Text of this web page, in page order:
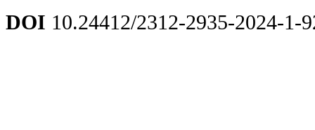
DOI 10.24412/2312-2935-2024-1-